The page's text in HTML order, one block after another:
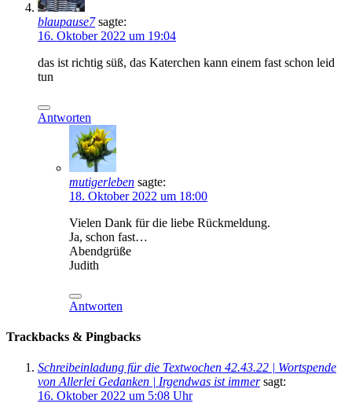
blaupause7 sagte:
16. Oktober 2022 um 19:04
das ist richtig süß, das Katerchen kann einem fast schon leid
tun
Antworten
mutigerleben sagte:
18. Oktober 2022 um 18:00
Vielen Dank für die liebe Rückmeldung.
Ja, schon fast…
Abendgrüße
Judith
Antworten
Trackbacks & Pingbacks
Schreibeinladung für die Textwochen 42.43.22 | Wortspende
von Allerlei Gedanken | Irgendwas ist immer sagt:
16. Oktober 2022 um 5:08 Uhr